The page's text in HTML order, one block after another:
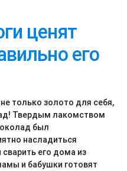
ценят
его
только золото для себя,
Твердым лакомством
был
насладиться
его дома из
и бабушки готовят